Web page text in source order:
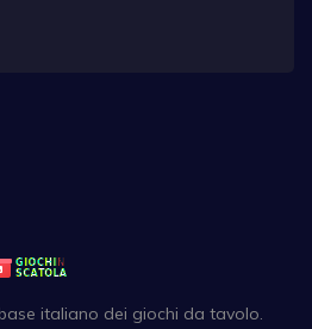
italiano dei giochi da tavolo.